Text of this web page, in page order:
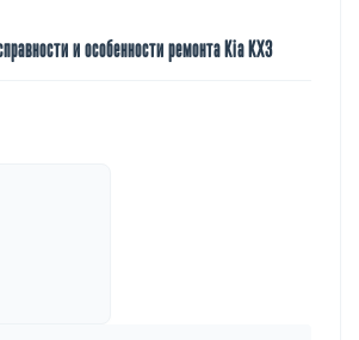
и особенности ремонта Kia KX3